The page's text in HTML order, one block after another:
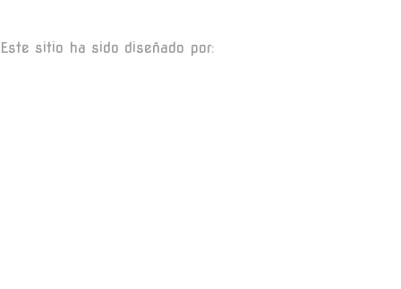
Este sitio ha sido diseñado por: